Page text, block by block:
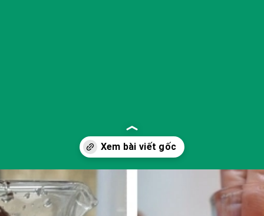
Đang mở https://yeukhoahoc.edu.vn/vi-sao-trung-noi-trong-nuoc-muoi